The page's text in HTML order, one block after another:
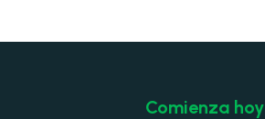
Comienza hoy